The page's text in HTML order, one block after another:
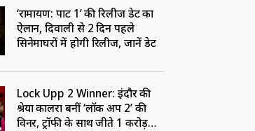
‘रामायण: पार्ट 1’ की रिलीज डेट का
ऐलान, दिवाली से 2 दिन पहले
सिनेमाघरों में होगी रिलीज, जानें डेट
Lock Upp 2 Winner: इंदौर की
श्रेया कालरा बनीं ‘लॉक अप 2’ की
विनर, ट्रॉफी के साथ जीते 1 करोड़